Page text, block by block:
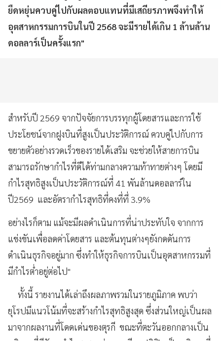
ยืดหยุ่นควบคู่ไปกับผลตอบแทนที่มีเสถียรภาพจึงทำให้
อุตสาหกรรมการบินในปี 2568 จะมีรายได้เกิน 1 ล้านล้าน
ดอลลาร์เป็นครั้งแรก"
สำหรับปี 2569 จากปัจจัยการบรรทุกผู้โดยสารและการใช้
ประโยชน์จากฝูงบินที่สูงเป็นประวัติการณ์ ควบคู่ไปกับการ
ขยายตัวอย่างรวดเร็วของรายได้เสริม จะช่วยให้สายการบิน
สามารถรักษากำไรที่ดีได้ท่ามกลางความท้าทายต่างๆ โดยมี
กำไรสุทธิสูงเป็นประวัติการณ์ที่ 41 พันล้านดอลลาร์ใน
ปี2569 และอัตรากำไรสุทธิที่คงที่ที่ 3.9%
อย่างไรก็ตาม แม้จะมีผลดำเนินการที่น่าประทับใจ จากการ
แข่งขันเพื่อลดค่าโดยสาร และต้นทุนต่างๆยังกดดันการ
ดำเนินธุรกิจอยู่มาก ซึ่งทำให้ธุรกิจการบินเป็นอุตสาหกรรมที่
มีกำไรต่ำอยู่ต่อไป"
ทั้งนี้ รายงานได้เล่าถึงผลภาพรวมในรายภูมิภาค พบว่า
ยุโรปมีแนวโน้มที่จะสร้างกำไรสุทธิสูงสุด ซึ่งส่วนใหญ่เป็นผล
มาจากผลงานที่โดดเด่นของตุรกี ขณะที่ตะวันออกกลางเป็น